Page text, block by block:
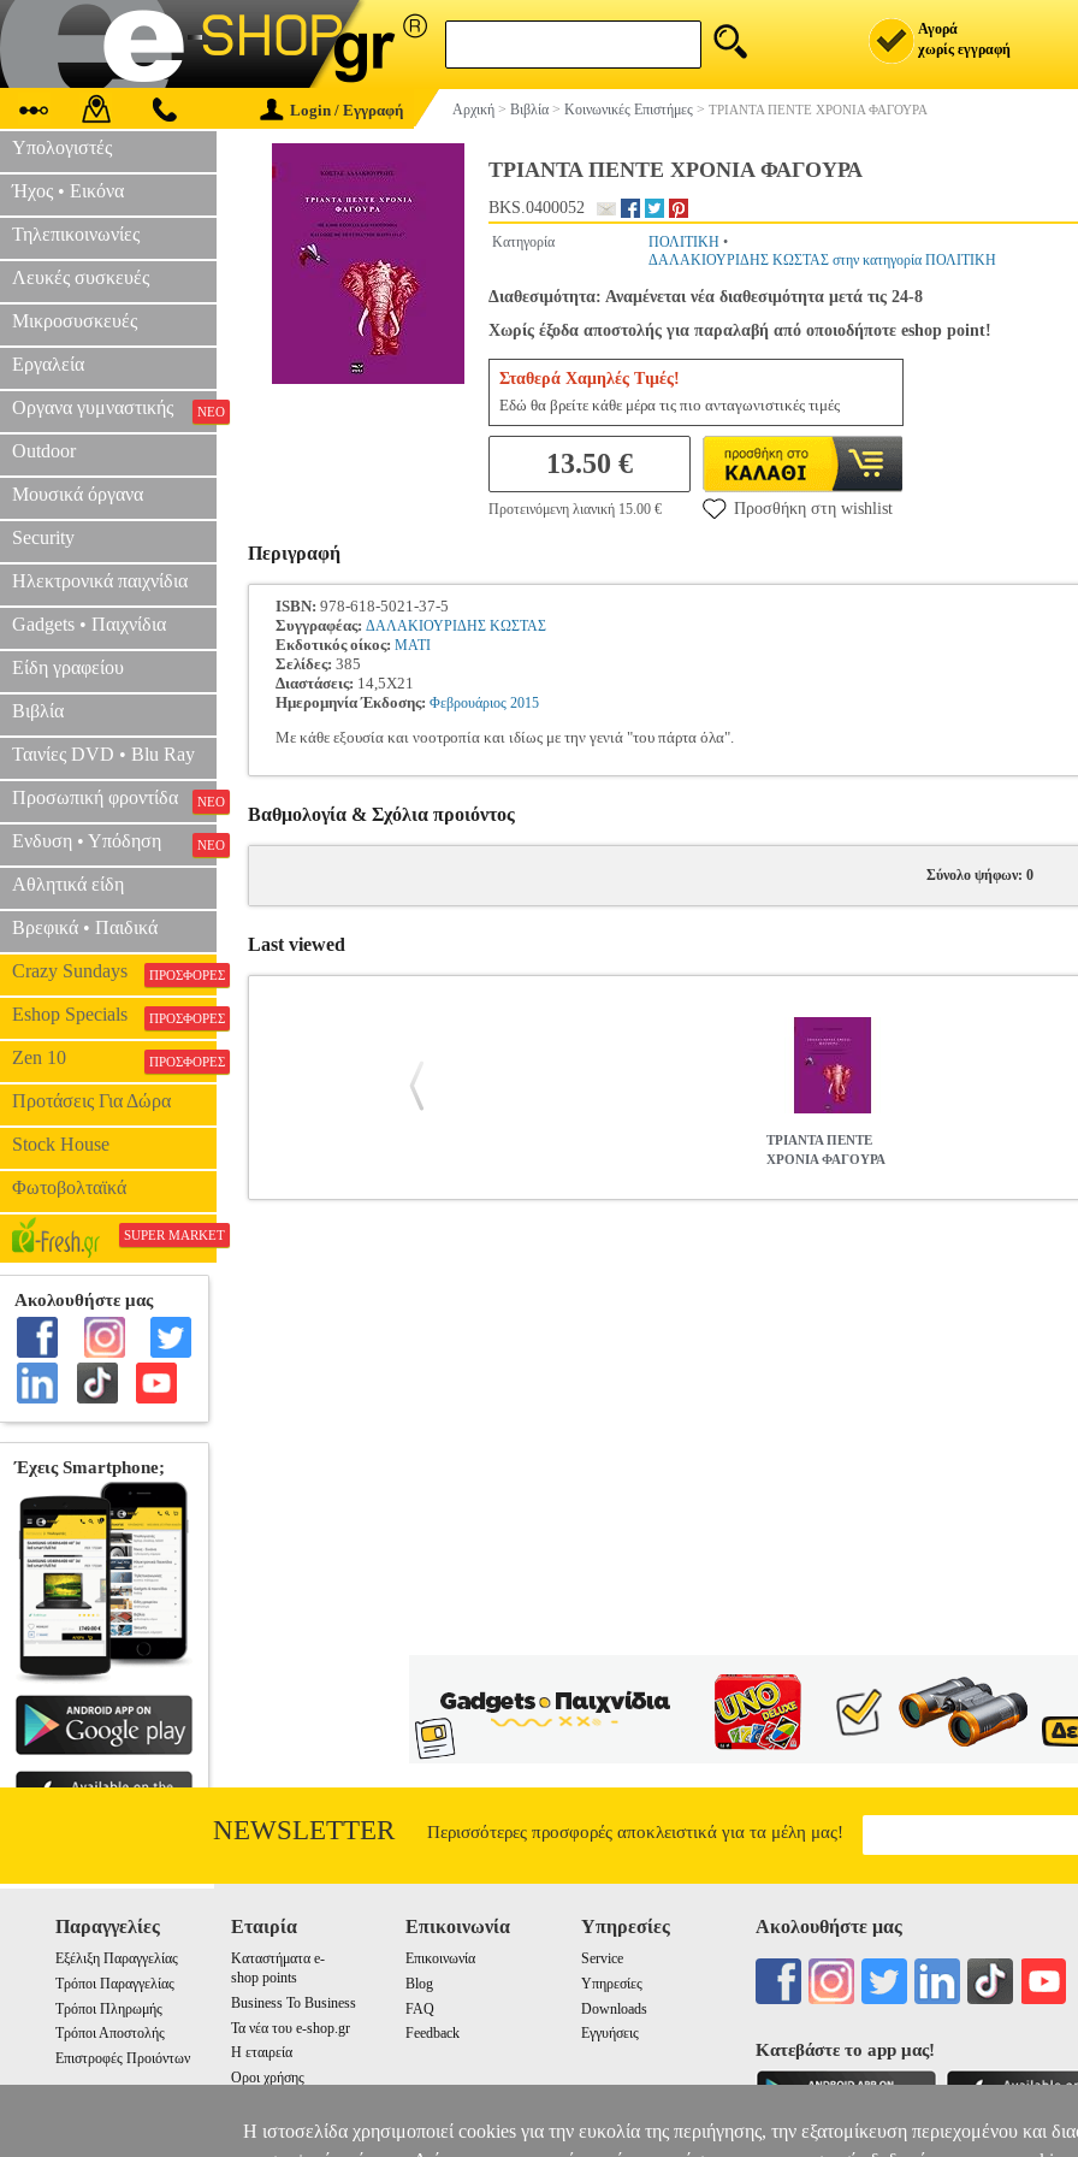
Αγορά
χωρίς εγγραφή
Login / Εγγραφή Αρχική > Βιβλία > Κοινωνικές Επιστήμες > ΤΡΙΑΝΤΑ ΠΕΝΤΕ ΧΡΟΝΙΑ ΦΑΓΟΥΡΑ
Υπολογιστές
Ήχος • Εικόνα
Τηλεπικοινωνίες
Λευκές συσκευές
Μικροσυσκευές
Εργαλεία
Οργανα γυμναστικής ΝΕΟ
Outdoor
Μουσικά όργανα
Security
Ηλεκτρονικά παιχνίδια
Gadgets • Παιχνίδια
Είδη γραφείου
Βιβλία
Ταινίες DVD • Blu Ray
Προσωπική φροντίδα ΝΕΟ
Ενδυση • Υπόδηση ΝΕΟ
Αθλητικά είδη
Βρεφικά • Παιδικά
Crazy Sundays ΠΡΟΣΦΟΡΕΣ
Eshop Specials ΠΡΟΣΦΟΡΕΣ
Zen 10 ΠΡΟΣΦΟΡΕΣ
Προτάσεις Για Δώρα
Stock House
Φωτοβολταϊκά
SUPER MARKET
ΤΡΙΑΝΤΑ ΠΕΝΤΕ ΧΡΟΝΙΑ ΦΑΓΟΥΡΑ
BKS.0400052
Κατηγορία ΠΟΛΙΤΙΚΗ •
ΔΑΛΑΚΙΟΥΡΙΔΗΣ ΚΩΣΤΑΣ στην κατηγορία ΠΟΛΙΤΙΚΗ
Διαθεσιμότητα: Αναμένεται νέα διαθεσιμότητα μετά τις 24-8
Χωρίς έξοδα αποστολής για παραλαβή από οποιοδήποτε eshop point!
Σταθερά Χαμηλές Τιμές!
Εδώ θα βρείτε κάθε μέρα τις πιο ανταγωνιστικές τιμές
13.50 €
Προτεινόμενη λιανική 15.00 € Προσθήκη στη wishlist
Περιγραφή
ISBN: 978-618-5021-37-5
Συγγραφέας: ΔΑΛΑΚΙΟΥΡΙΔΗΣ ΚΩΣΤΑΣ
Εκδοτικός οίκος: ΜΑΤΙ
Σελίδες: 385
Διαστάσεις: 14,5Χ21
Ημερομηνία Έκδοσης: Φεβρουάριος 2015
Με κάθε εξουσία και νοοτροπία και ιδίως με την γενιά "του πάρτα όλα".
Βαθμολογία & Σχόλια προιόντος
Σύνολο ψήφων: 0
Last viewed
ΤΡΙΑΝΤΑ ΠΕΝΤΕ
ΧΡΟΝΙΑ ΦΑΓΟΥΡΑ
οίκος: ΜΑΤΙ Σελίδες: 385 Διαστάσεις: 14, 5Χ21 Ημερομηνία Έκδοσης: Φεβρουάριος 2015 Με κάθε εξουσία
NEWSLETTER Περισσότερες προσφορές αποκλειστικά για τα μέλη μας!
Παραγγελίες
Εξέλιξη Παραγγελίας
Τρόποι Παραγγελίας
Τρόποι Πληρωμής
Τρόποι Αποστολής
Επιστροφές Προιόντων
Εταιρία
Καταστήματα e-
shop points
Business To Business
Τα νέα του e-shop.gr
Η εταιρεία
Οροι χρήσης
Επικοινωνία
Επικοινωνία
Blog
FAQ
Feedback
Υπηρεσίες
Service
Υπηρεσίες
Downloads
Εγγυήσεις
Ακολουθήστε μας
Κατεβάστε το app μας!
Η ιστοσελίδα χρησιμοποιεί cookies για την ευκολία της περιήγησης, την εξατομίκευση περιεχομένου και